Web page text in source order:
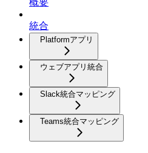
統合
Platformアプリ
ウェブアプリ統合
Slack統合マッピング
Teams統合マッピング